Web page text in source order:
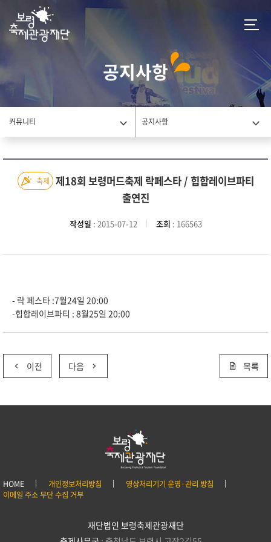
공지사항
커뮤니티 공지사항
축제 제18회 보령머드축제 락페스타 / 힙합레이브파티
출연진
작성일 : 2015-07-12 조회 : 166563
- 락 페스타 :7월24일 20:00
-힙합레이브파티 : 8월25일 20:00
이전 다음 목록
HOME 개인정보처리방침
영상처리기기 운영·관리 방침
이메일 주소 무단 수집 거부
재단법인 보령축제관광재단